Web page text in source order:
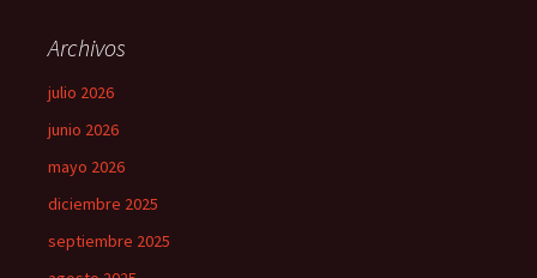
Archivos
julio 2026
junio 2026
mayo 2026
diciembre 2025
septiembre 2025